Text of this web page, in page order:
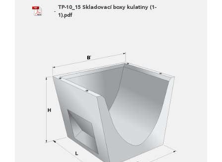
TP-10_15 Skladovací boxy kulatiny (1-
1).pdf